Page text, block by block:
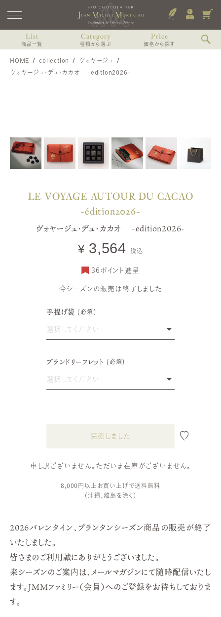
List
商品一覧
MARIAGE
マリアージュ
4個入
6個入
VOYAGE, Voyages
gourmands
ヴォヤージュ ／ ヴォヤージュ・グルモン
-édition2026-
ペシャル
Category
種類から選ぶ
ショコラのみのアソート
その他中身から個別に選ぶ
Price
価格から探す
HOME collection
ヴォヤージュ
ヴォヤージュ・デュ・カカオ -edition2026-
LE VOYAGE AUTOUR DU CACAO
-édition2026-
ヴォヤージュ・デュ・カカオ -edition2026-
¥ 3,564 税込
36 ポイント進呈
今シーズンの販売は終了しました
手提げ袋 (必須)
選択してください
ブランドリーフレット (必須)
選択してください
完売しました
申し訳ございません。ただいま在庫がございません。
8,000円以上お買い上げで送料無料
（沖縄、離島を除く）
2026バレンタイン、プランタンシーズン商品の販売が終了
いたしました。
皆さまのご利用誠にありがとうございました。
来シーズンのご案内は、メールマガジンにて随時配信いたし
ます。ＪＭＭファミリー（会員）へのご登録をお待ちしておりま
す。